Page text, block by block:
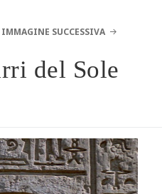
IMMAGINE SUCCESSIVA
del Sole